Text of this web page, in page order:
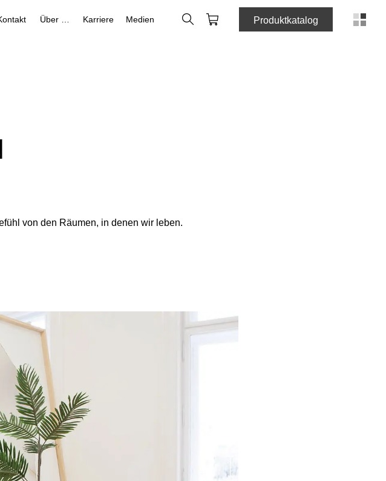
Karriere Medien Suche WebshopProduktkatalog
von den Räumen, in denen wir leben.